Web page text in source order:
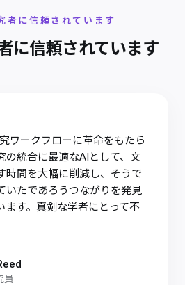
者に信頼されています
に信頼されています
ワークフローに革命をもたら
の統合に最適なAIとして、文
時間を大幅に削減し、そうで
いたであろうつながりを発見
ます。真剣な学者にとって不
員